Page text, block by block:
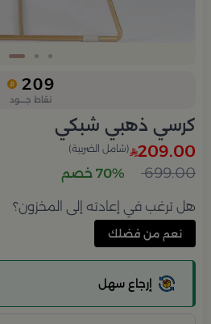
209
نقاط جــــود
كرسي ذهبي شبكي
209.00 (شامل الضريبة)
699.00 70% خصم
هل ترغب في إعادته إلى المخزون؟
نعم من فضلك
إرجاع سهل